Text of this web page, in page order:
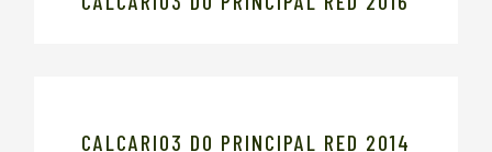
CALCARIO3 DO PRINCIPAL RED 2014